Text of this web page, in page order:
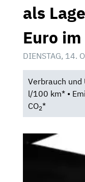
als
Euro
DIENSTAG, 14.
Verbrauch und
l/100 km* •
CO2*